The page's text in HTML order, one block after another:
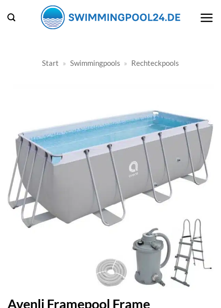
Inhalt
Start » Swimmingpools » Rechteckpools
Avenli Framepool Frame